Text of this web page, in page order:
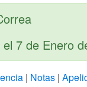
7 de Enero
| Notas |